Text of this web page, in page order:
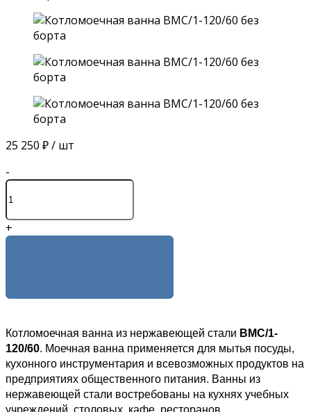
25 250 ₽/ шт
-
+
Котломоечная ванна из нержавеющей стали ВМС/1-
120/60. Моечная ванна применяется для мытья посуды,
кухонного инструментария и всевозможных продуктов на
предприятиях общественного питания. Ванны из
нержавеющей стали востребованы на кухнях учебных
учреждений, столовых, кафе, ресторанов.